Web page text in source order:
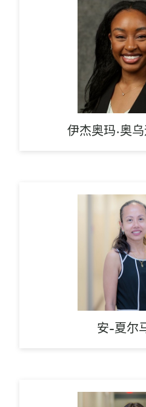
伊杰奥玛·奥
安-夏尔